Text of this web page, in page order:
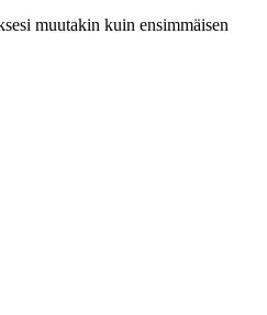
muutakin kuin ensimmäisen